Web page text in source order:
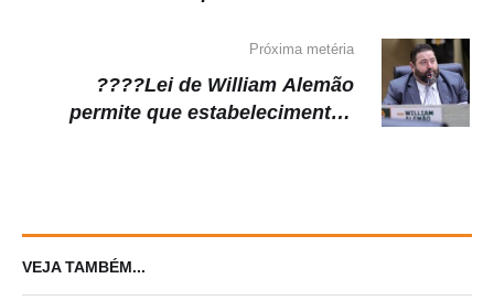
Próxima metéria
????Lei de William Alemão
permite que estabelecimentos
VEJA TAMBÉM...